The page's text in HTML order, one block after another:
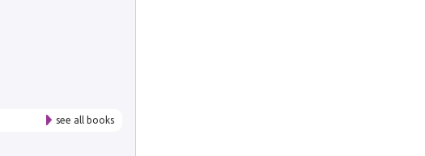
see all books